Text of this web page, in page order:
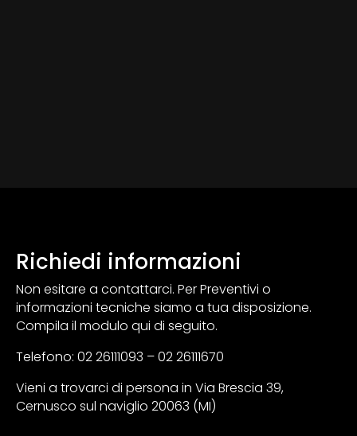
Richiedi informazioni
Non esitare a contattarci. Per Preventivi o
informazioni tecniche siamo a tua disposizione.
Compila il modulo qui di seguito.
Telefono: 02 26111093 – 02 26111670
Vieni a trovarci di persona in Via Brescia 39,
Cernusco sul naviglio 20063 (MI)